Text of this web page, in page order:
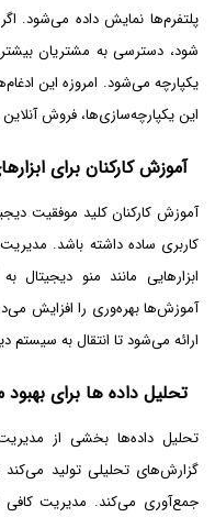
پلتفرم‌ها نمایش داده می‌شود.
شود، دسترسی به مشتریان
یکپارچه می‌شود. امروزه این
این یکپارچه‌سازی‌ها، فروش
آموزش کارکنان برای
آموزش کارکنان کلید موفقیت
کاربری ساده داشته باشد.
ابزارهایی مانند منو دیجیتال
آموزش‌ها بهره‌وری را افزایش
ارائه می‌شود تا انتقال به سیستم
تحلیل داده ‌ها برای
تحلیل داده‌ها بخشی از
گزارش‌های تحلیلی تولید می‌کند
جمع‌آوری می‌کند. مدیریت کافی